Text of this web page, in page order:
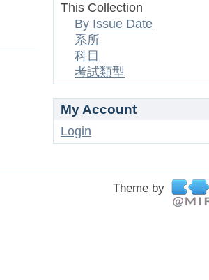
This Collection
By Issue Date
系所
科目
考試類型
My Account
Login
Theme by